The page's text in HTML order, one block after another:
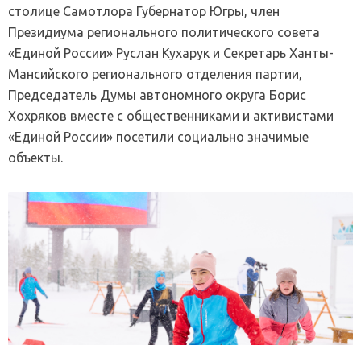
столице Самотлора Губернатор Югры, член
Президиума регионального политического совета
«Единой России» Руслан Кухарук и Секретарь Ханты-
Мансийского регионального отделения партии,
Председатель Думы автономного округа Борис
Хохряков вместе с общественниками и активистами
«Единой России» посетили социально значимые
объекты.